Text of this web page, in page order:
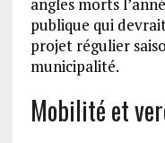
publique qui
projet régulier
municipalité.
Mobilité et